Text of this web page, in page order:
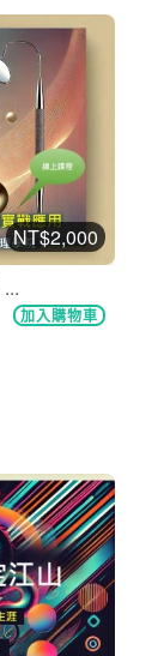
NT$2,000
加入購物車